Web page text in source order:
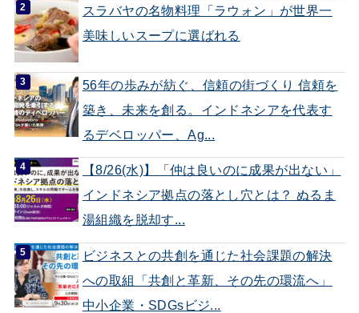
スラバヤの名物料理「ラウォン」が世界一
美味しいスープに選ばれる
56年の歩みが紡ぐ、信頼の街づくり 信頼を
築き、未来を創る。インドネシアを代表す
るデベロッパー、Ag...
【8/26(水)】「仲は良いのに成果が出ない」
インドネシア拠点の落とし穴とは？ ぬるま
湯組織を脱却す...
ビジネスとの共創を通じた社会課題の解決
への取組「共創と革新、その先の環流へ」
中小企業・SDGsビジ...